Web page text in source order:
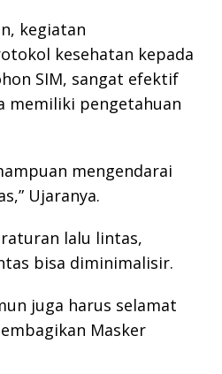
kegiatan
kesehatan kepada
SIM, sangat efektif
memiliki pengetahuan
mengendarai
Ujaranya.
lalu lintas,
bisa diminimalisir.
juga harus selamat
Masker